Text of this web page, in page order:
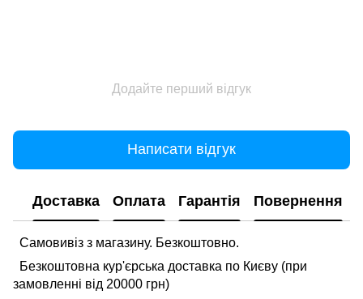
Додайте перший відгук
Написати відгук
Доставка Оплата Гарантія Повернення
Самовивіз з магазину. Безкоштовно.
Безкоштовна кур'єрська доставка по Києву (при
замовленні від 20000 грн)